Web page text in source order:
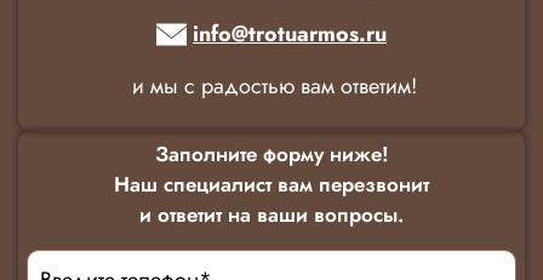
info@trotuarmos.ru
и мы с радостью вам ответим!
Заполните форму ниже!
Наш специалист вам перезвонит
и ответит на ваши вопросы.